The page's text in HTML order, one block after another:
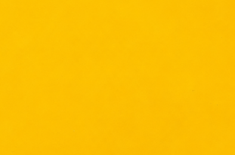
az Európai Unió országain belül működnek, a
és ezeknek a felhasználó számítógépén vagy
tárolásához a felhasználók hozzájárulását kell kérniük.